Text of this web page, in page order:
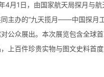
4月1日，由国家航天局探月与航
主办的“九天揽月——中国探月
公众展出。本次展览包含全球
上百件珍贵实物与图文史料首度